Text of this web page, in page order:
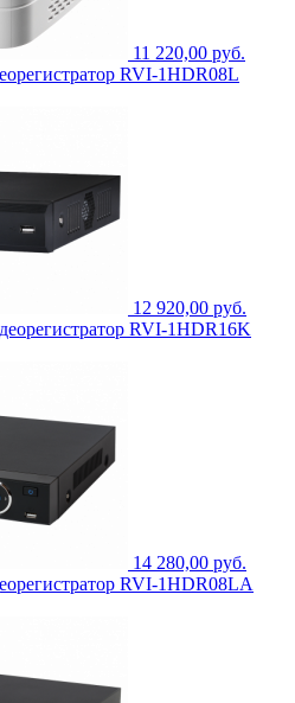
11 220,00 руб.
RVI-1HDR08L
12 920,00 руб.
RVI-1HDR16K
14 280,00 руб.
RVI-1HDR08LA